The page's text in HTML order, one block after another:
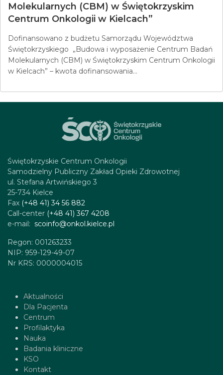
Molekularnych (CBM) w Świętokrzyskim
Centrum Onkologii w Kielcach”
Dofinansowano z budżetu Samorządu Województwa
Świętokrzyskiego „Budowa i wyposażenie Centrum Badań
Molekularnych (CBM) w Świętokrzyskim Centrum Onkologii
w Kielcach” – kwota dofinansowania...
Świętokrzyskie Centrum Onkologii
Samodzielny Publiczny Zakład Opieki Zdrowotnej
ul. Stefana Artwińskiego 3
25-734 Kielce
Fax (+48 41) 34 56 882
Call-center (+48 41) 367 4208
e-mail: scoinfo@onkol.kielce.pl
Regon: 001263233
NIP: 959-129-49-07
Nr KRS: 0000004015
Aktualności
Dla Pacjenta
Centrum
Profilaktyka
Nauka
Badania kliniczne
KSO
Kontakt